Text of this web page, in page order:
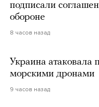
подписали
обороне
8 часов назад
Украина атаковала
морскими дронами
9 часов назад